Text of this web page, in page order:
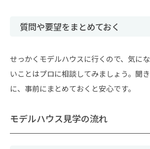
質問や要望をまとめておく
せっかくモデルハウスに行くので、気に
いことはプロに相談してみましょう。聞
に、事前にまとめておくと安心です。
モデルハウス見学の流れ